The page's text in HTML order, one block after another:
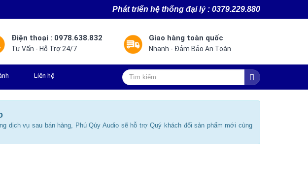
Phát triển hệ thống đại lý : 0379.229.880
Điện thoại : 0978.638.832
Tư Vấn - Hỗ Trợ 24/7
Giao hàng toàn quốc
Nhanh - Đảm Bảo An Toàn
Liên hệ
dịch vụ sau bán hàng, Phú Qúy Audio sẽ hỗ trợ Quý khách đổi sản phẩm mới cùng